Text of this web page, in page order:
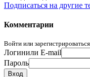
Подписаться на другие
Комментарии
Войти или
Логинили E-mail
Пароль